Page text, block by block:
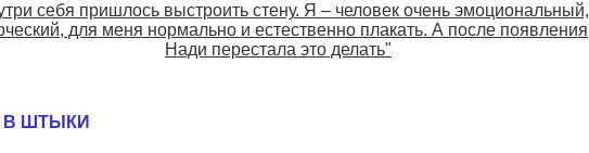
себя пришлось выстроить стену. Я – человек очень эмоциональный,
для меня нормально и естественно плакать. А после появления
Нади перестала это делать"
В ШТЫКИ